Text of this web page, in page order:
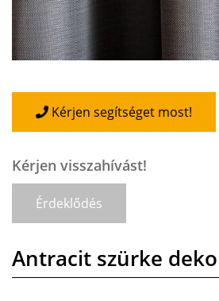
Kérjen segítséget most!
Kérjen visszahívást!
Érdeklődés
Antracit szürke